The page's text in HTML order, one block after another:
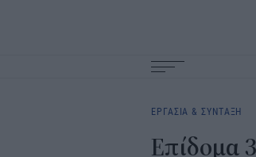
navigation
ΕΡΓΑΣΙΑ & ΣΥΝΤΑΞΗ
Επίδομα